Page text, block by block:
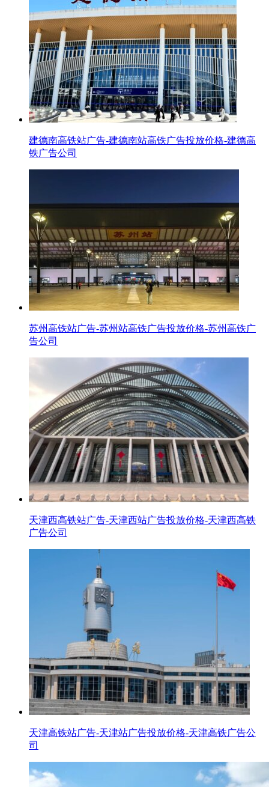
建德南高铁站广告-建德南站高铁广告投放价格-建德高
铁广告公司
苏州高铁站广告-苏州站高铁广告投放价格-苏州高铁广
告公司
天津西高铁站广告-天津西站广告投放价格-天津西高铁
广告公司
天津高铁站广告-天津站广告投放价格-天津高铁广告公
司